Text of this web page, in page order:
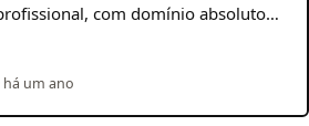
com domínio absoluto…
há um ano